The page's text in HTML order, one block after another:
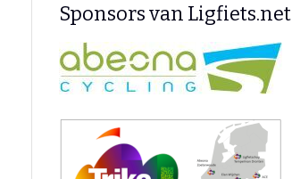
Sponsors van Ligfiets.net